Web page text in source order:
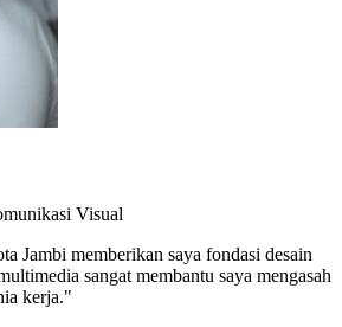
Visual
Jambi memberikan saya fondasi desain
sangat membantu saya mengasah
kerja."